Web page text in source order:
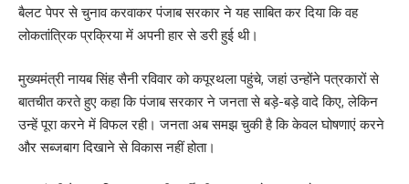
बैलट पेपर से चुनाव करवाकर पंजाब सरकार ने यह साबित कर दिया कि वह
लोकतांत्रिक प्रक्रिया में अपनी हार से डरी हुई थी।
मुख्यमंत्री नायब सिंह सैनी रविवार को कपूरथला पहुंचे, जहां उन्होंने पत्रकारों से
बातचीत करते हुए कहा कि पंजाब सरकार ने जनता से बड़े-बड़े वादे किए, लेकिन
उन्हें पूरा करने में विफल रही। जनता अब समझ चुकी है कि केवल घोषणाएं करने
और सब्जबाग दिखाने से विकास नहीं होता।